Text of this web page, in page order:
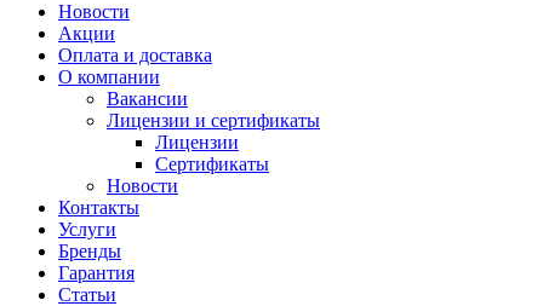
Новости
Акции
Оплата и доставка
О компании
Вакансии
Лицензии и сертификаты
Лицензии
Сертификаты
Новости
Контакты
Услуги
Бренды
Гарантия
Статьи